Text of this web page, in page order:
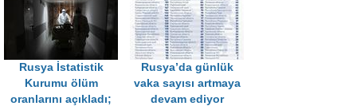
Rusya İstatistik
Kurumu ölüm
oranlarını açıkladı;
Rusya’da günlük
vaka sayısı artmaya
devam ediyor